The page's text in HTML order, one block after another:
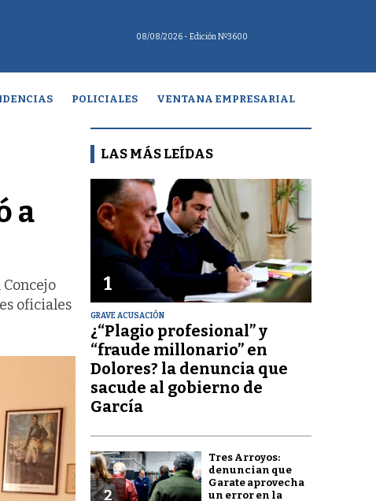
08/08/2026 - Edición Nº3600
POLICIALES VENTANA EMPRESARIAL
a
oficiales
LAS MÁS LEÍDAS
1
GRAVE ACUSACIÓN
¿“Plagio profesional” y
“fraude millonario” en
Dolores? la denuncia que
sacude al gobierno de
García
2
Tres Arroyos:
denuncian que
Garate aprovecha
un error en la